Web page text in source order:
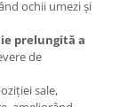
ochii umezi și
prelungită a
de
sale,